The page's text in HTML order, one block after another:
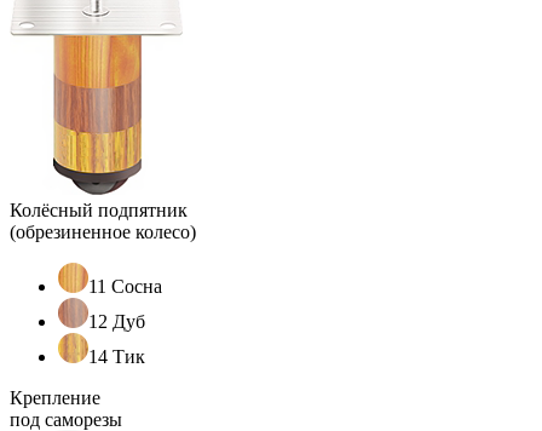
Колёсный подпятник
(обрезиненное колесо)
11 Сосна
12 Дуб
14 Тик
Крепление
под саморезы